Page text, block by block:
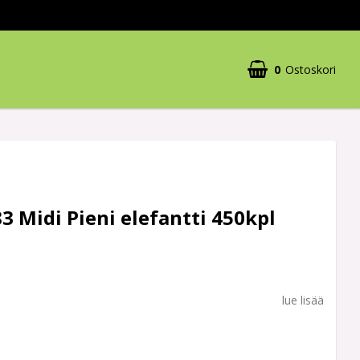
0 Ostoskori
Midi Pieni elefantti 450kpl
lue lisää